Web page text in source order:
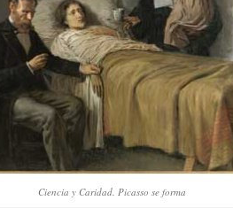
Ciencia y Caridad. Picasso se forma